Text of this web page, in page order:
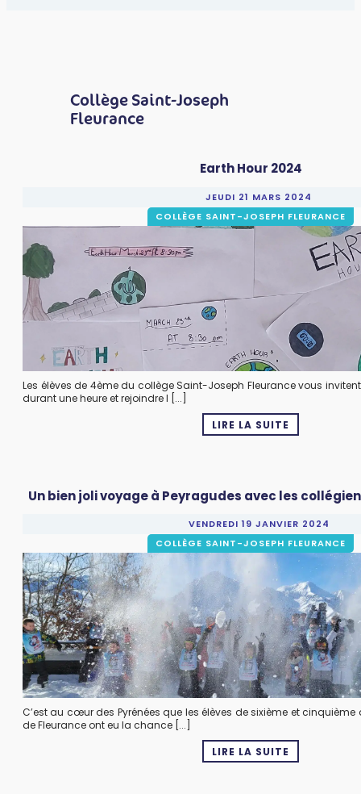
Collège Saint-Joseph
Fleurance
Earth Hour 2024
JEUDI 21 MARS 2024
COLLÈGE SAINT-JOSEPH FLEURANCE
Les élèves de 4ème du collège Saint-Joseph Fleurance vous
durant une heure et rejoindre l [...]
LIRE LA SUITE
Un bien joli voyage à Peyragudes avec les
VENDREDI 19 JANVIER 2024
COLLÈGE SAINT-JOSEPH FLEURANCE
C’est au cœur des Pyrénées que les élèves de sixième et
de Fleurance ont eu la chance [...]
LIRE LA SUITE